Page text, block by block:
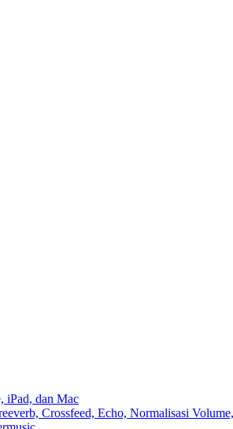
iPad, dan Mac
Crossfeed, Echo, Normalisasi